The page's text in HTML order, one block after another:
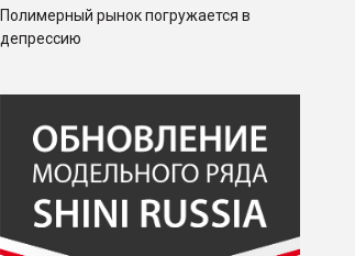
Полимерный рынок погружается в
депрессию